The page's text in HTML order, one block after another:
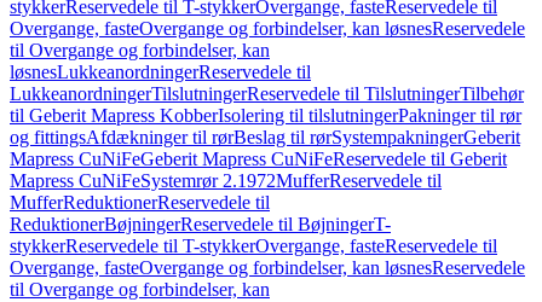
stykkerReservedele til T-stykkerOvergange, fasteReservedele til
Overgange, fasteOvergange og forbindelser, kan løsnesReservedele
til Overgange og forbindelser, kan
løsnesLukkeanordningerReservedele til
LukkeanordningerTilslutningerReservedele til TilslutningerTilbehør
til Geberit Mapress KobberIsolering til tilslutningerPakninger til rør
og fittingsAfdækninger til rørBeslag til rørSystempakningerGeberit
Mapress CuNiFeGeberit Mapress CuNiFeReservedele til Geberit
Mapress CuNiFeSystemrør 2.1972MufferReservedele til
MufferReduktionerReservedele til
ReduktionerBøjningerReservedele til BøjningerT-
stykkerReservedele til T-stykkerOvergange, fasteReservedele til
Overgange, fasteOvergange og forbindelser, kan løsnesReservedele
til Overgange og forbindelser, kan